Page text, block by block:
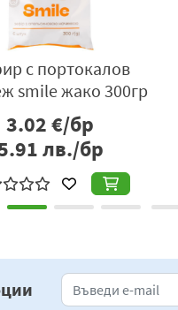
50гр
1.53€/бр
лв./бр